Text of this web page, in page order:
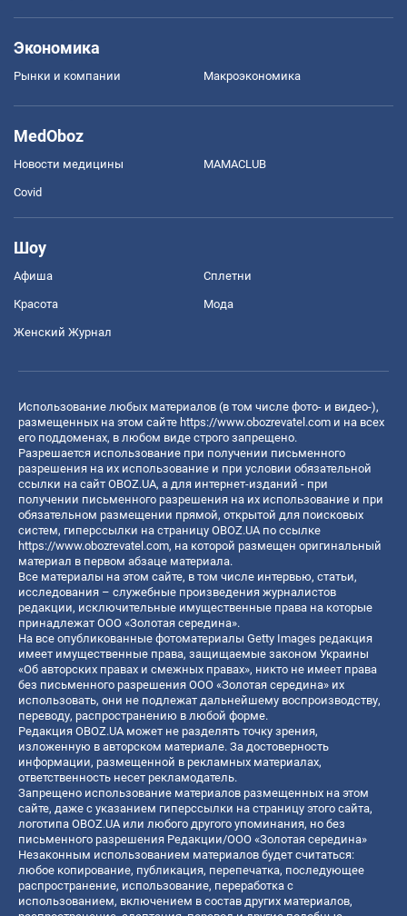
Экономика
Рынки и компании Mакроэкономика
MedOboz
Новости медицины MAMACLUB
Covid
Шоу
Афиша Сплетни
Красота Мода
Женский Журнал
Использование любых материалов (в том числе фото- и видео-),
размещенных на этом сайте https://www.obozrevatel.com и на всех
его поддоменах, в любом виде строго запрещено.
Разрешается использование при получении письменного
разрешения на их использование и при условии обязательной
ссылки на сайт OBOZ.UA, а для интернет-изданий - при
получении письменного разрешения на их использование и при
обязательном размещении прямой, открытой для поисковых
систем, гиперссылки на страницу OBOZ.UA по ссылке
https://www.obozrevatel.com, на которой размещен оригинальный
материал в первом абзаце материала.
Все материалы на этом сайте, в том числе интервью, статьи,
исследования – служебные произведения журналистов
редакции, исключительные имущественные права на которые
принадлежат ООО «Золотая середина».
На все опубликованные фотоматериалы Getty Images редакция
имеет имущественные права, защищаемые законом Украины
«Об авторских правах и смежных правах», никто не имеет права
без письменного разрешения ООО «Золотая середина» их
использовать, они не подлежат дальнейшему воспроизводству,
переводу, распространению в любой форме.
Редакция OBOZ.UA может не разделять точку зрения,
изложенную в авторском материале. За достоверность
информации, размещенной в рекламных материалах,
ответственность несет рекламодатель.
Запрещено использование материалов размещенных на этом
сайте, даже с указанием гиперссылки на страницу этого сайта,
логотипа OBOZ.UA или любого другого упоминания, но без
письменного разрешения Редакции/ООО «Золотая середина»
Незаконным использованием материалов будет считаться:
любое копирование, публикация, перепечатка, последующее
распространение, использование, переработка с
использованием, включением в состав других материалов,